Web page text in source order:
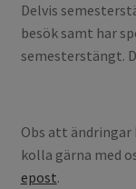
Delvis
besök samt har
semesterstängt.
Obs att ändringar
kolla gärna med
epost.